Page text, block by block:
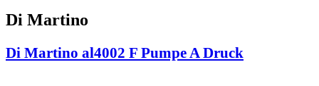
Di Martino
Di Martino al4002 F Pumpe A Druck